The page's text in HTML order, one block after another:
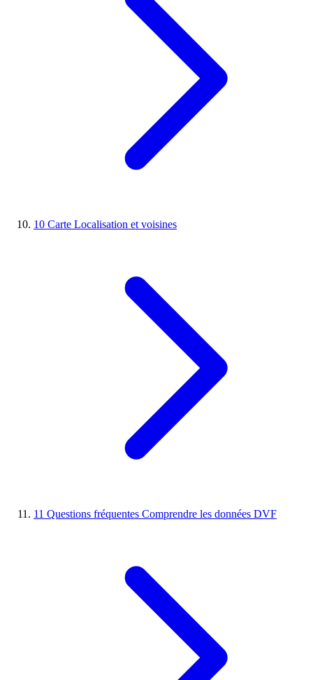
10 Carte Localisation et voisines
11 Questions fréquentes Comprendre les données DVF